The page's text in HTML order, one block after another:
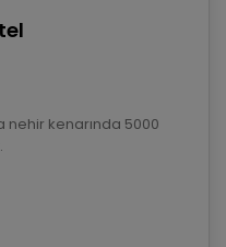
kenarında 5000